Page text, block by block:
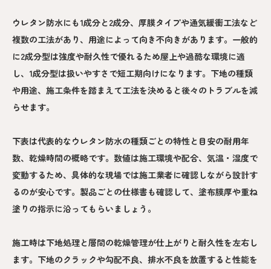
ウレタン防水にも1成分と2成分、厚膜タイプや通気緩衝工法など
複数の工法があり、用途によって向き不向きがあります。一般的
に2成分型は強度や耐久性で優れるため屋上や過酷な環境に適
し、1成分型は扱いやすさで短工期向けになります。下地の種類
や用途、施工条件を踏まえて工法を決めると後々のトラブルを減
らせます。
下表は代表的なウレタン防水の種類ごとの特性と目安の耐用年
数、乾燥時間の概略です。数値は施工環境や配合、気温・湿度で
変動するため、具体的な現場では施工業者に確認しながら設計す
るのが安心です。製品ごとの仕様書も確認して、塗布膜厚や重ね
塗りの指示に沿ってもらいましょう。
施工時は下地処理と層間の乾燥管理が仕上がりと耐久性を左右し
ます。下地のクラックや勾配不良、排水不良を放置すると性能を